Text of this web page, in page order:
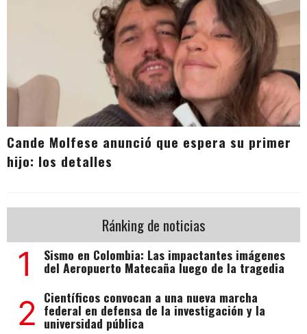
Cande Molfese anunció que espera su primer
hijo: los detalles
Ránking de noticias
1 Sismo en Colombia: Las impactantes imágenes
del Aeropuerto Matecaña luego de la tragedia
2 Científicos convocan a una nueva marcha
federal en defensa de la investigación y la
universidad pública